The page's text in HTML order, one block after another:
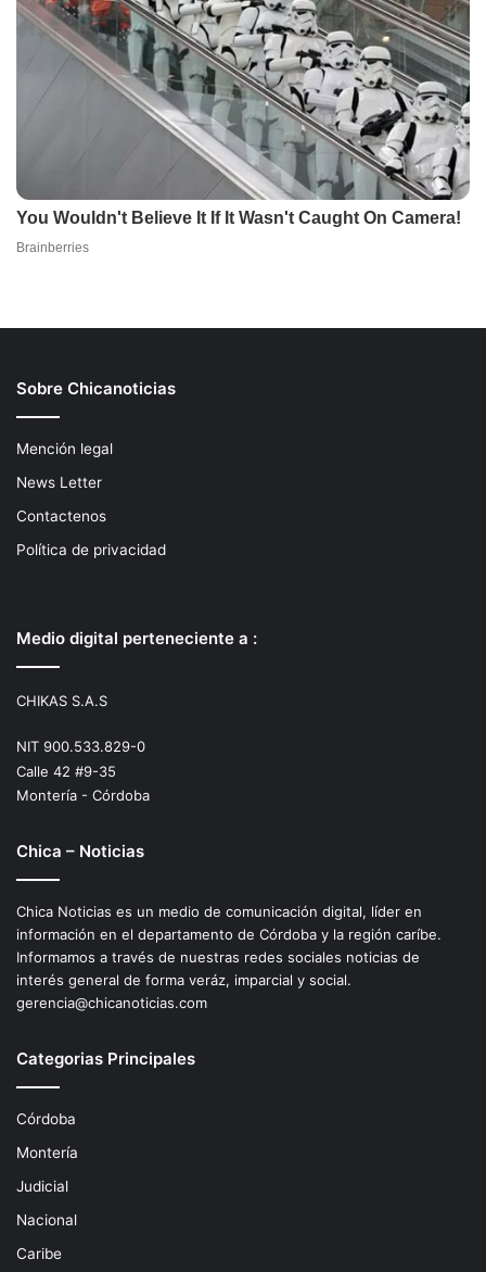
Sobre Chicanoticias
Mención legal
News Letter
Contactenos
Política de privacidad
Medio digital perteneciente a :
CHIKAS S.A.S
NIT 900.533.829-0
Calle 42 #9-35
Montería - Córdoba
Chica – Noticias
Chica Noticias es un medio de comunicación digital, líder en
información en el departamento de Córdoba y la región caríbe.
Informamos a través de nuestras redes sociales noticias de
interés general de forma veráz, imparcial y social.
gerencia@chicanoticias.com
Categorias Principales
Córdoba
Montería
Judicial
Nacional
Caribe